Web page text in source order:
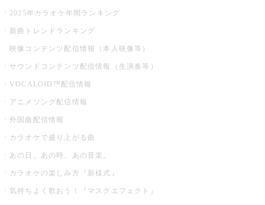
2025年カラオケ年間ランキング
新曲トレンドランキング
映像コンテンツ配信情報（本人映像等）
サウンドコンテンツ配信情報（生演奏等）
VOCALOID™配信情報
アニメソング配信情報
外国曲配信情報
カラオケで盛り上がる曲
あの日、あの時、あの音楽。
カラオケの楽しみ方『新様式』
気持ちよく歌おう！『マスクエフェクト』